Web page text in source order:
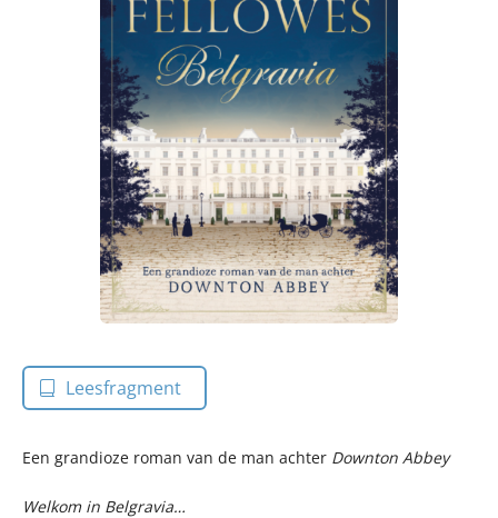
Leesfragment
Een grandioze roman van de man achter Downton Abbey
Welkom in Belgravia…